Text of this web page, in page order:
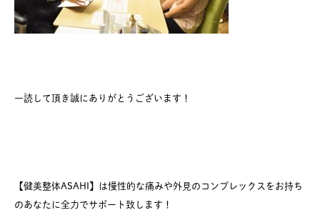
一読して頂き誠にありがとうございます！
【健美整体ASAHI】は慢性的な痛みや外見のコンプレックスをお持ち
のあなたに全力でサポート致します！